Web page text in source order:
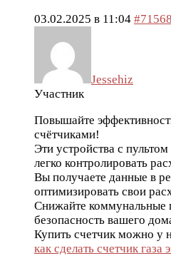
03.02.2025 в 11:04
Jessehiz
Участник
Повышайте
счётчиками!
Эти устройства с
легко контролировать
Вы получаете данные в
оптимизировать свои
Снижайте коммунальные
безопасность вашего
Купить счетчик можно у
как сделать счетчик газа